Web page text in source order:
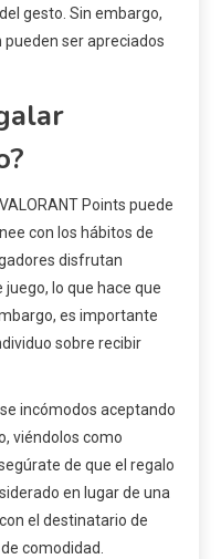
gesto. Sin embargo,
ser apreciados
Points puede
con los hábitos de
disfrutan
lo que hace que
es importante
sobre recibir
incómodos aceptando
viéndolos como
de que el regalo
en lugar de una
el destinatario de
comodidad.